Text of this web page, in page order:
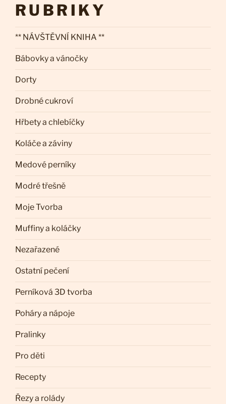
RUBRIKY
** NÁVŠTĚVNÍ KNIHA **
Bábovky a vánočky
Dorty
Drobné cukroví
Hřbety a chlebíčky
Koláče a záviny
Medové perníky
Modré třešně
Moje Tvorba
Muffiny a koláčky
Nezařazené
Ostatní pečení
Perníková 3D tvorba
Poháry a nápoje
Pralinky
Pro děti
Recepty
Řezy a rolády